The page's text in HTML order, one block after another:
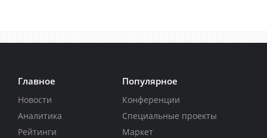
Главное
Новости
Аналитика
Рейтинги
Популярное
Конференции
Специальные проекты
Маркет